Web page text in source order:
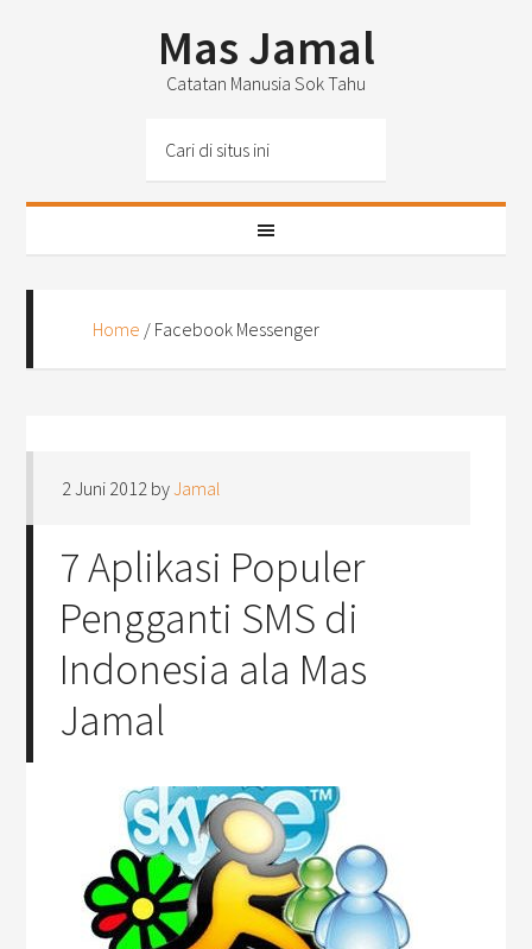
Mas Jamal
Catatan Manusia Sok Tahu
Home / Facebook Messenger
2 Juni 2012 byJamal
7 Aplikasi Populer
Pengganti SMS di
Indonesia ala Mas
Jamal